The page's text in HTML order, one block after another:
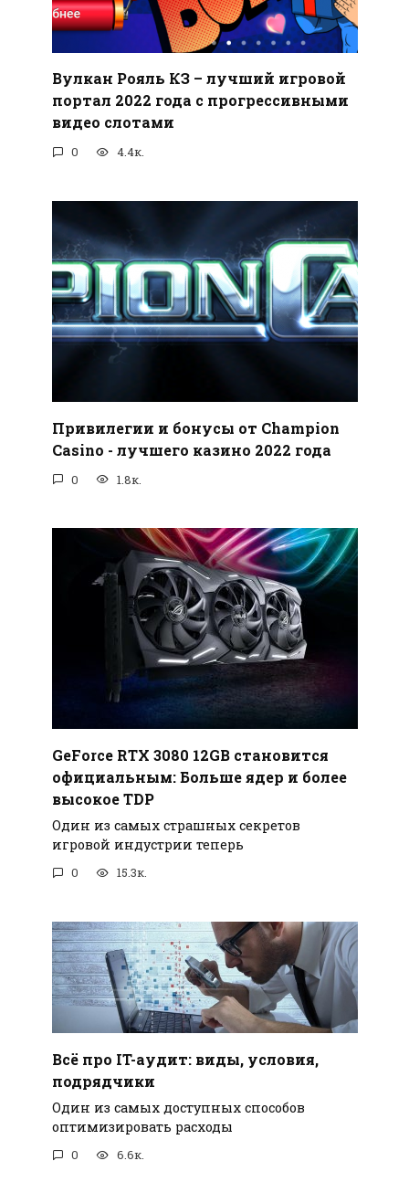
Вулкан Рояль КЗ – лучший игровой
портал 2022 года с прогрессивными
видео слотами
0 4.4к.
Привилегии и бонусы от Champion
Casino - лучшего казино 2022 года
0 1.8к.
GeForce RTX 3080 12GB становится
официальным: Больше ядер и более
высокое TDP
Один из самых страшных секретов
игровой индустрии теперь
0 15.3к.
Всё про IT-аудит: виды, условия,
подрядчики
Один из самых доступных способов
оптимизировать расходы
0 6.6к.